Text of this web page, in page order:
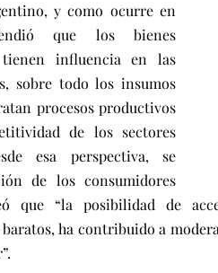
y como ocurre en
que los bienes
influencia en las
sobre todo los insumos
procesos productivos
de los sectores
esa perspectiva, se
de los consumidores
que “la posibilidad de
ha contribuido a